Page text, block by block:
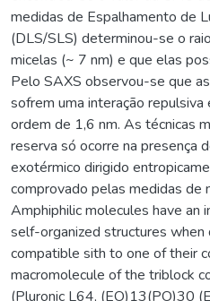
medidas de Espalhamento de
(DLS/SLS) determinou-se o
micelas (~ 7 nm) e que elas
Pelo SAXS observou-se que
sofrem uma interação repulsiva
ordem de 1,6 nm. As técnicas
reserva só ocorre na presença
exotérmico dirigido
comprovado pelas medidas de
Amphiphilic molecules have an
self-organized structures
compatible sith to one of their
macromolecule of the triblock
(Pluronic L64, (EO)13(PO)30